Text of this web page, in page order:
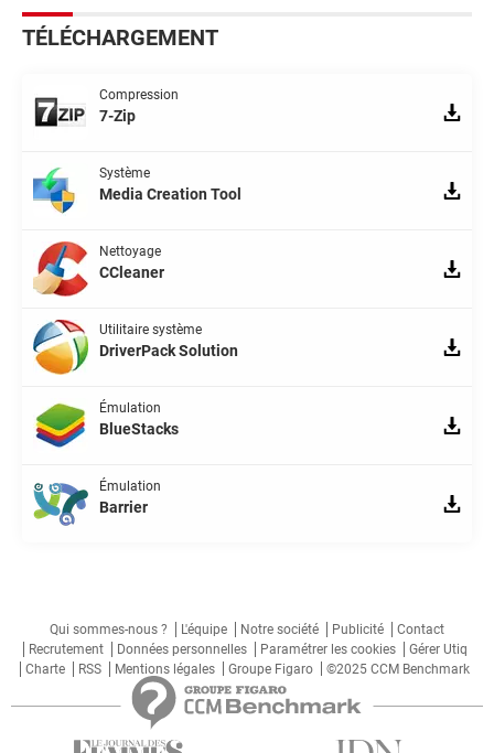
TÉLÉCHARGEMENT
Compression
7-Zip
Système
Media Creation Tool
Nettoyage
CCleaner
Utilitaire système
DriverPack Solution
Émulation
BlueStacks
Émulation
Barrier
Qui sommes-nous ? L'équipe Notre société Publicité
Contact
Recrutement
Données personnelles Paramétrer les cookies
Gérer Utiq
Charte
RSS Mentions légales Groupe Figaro ©2025 CCM Benchmark